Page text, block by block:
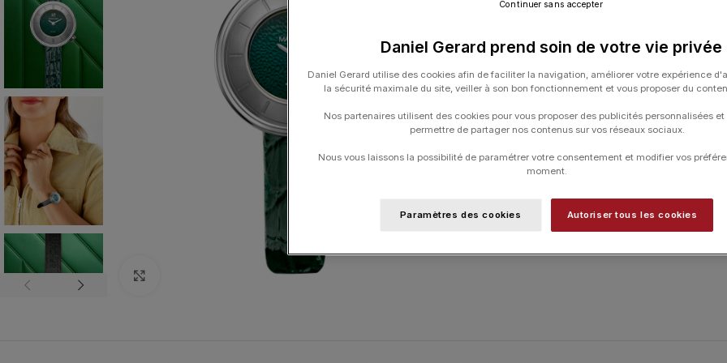
Catégories : HORLOGERIE, Lady Volante
Daniel Gerard prend soin de votre vie privée
Daniel Gerard utilise des cookies afin de faciliter la navigation, améliorer votre expérience
la sécurité maximale du site, veiller à son bon fonctionnement et vous proposer du
Nos partenaires utilisent des cookies pour vous proposer des publicités personnalisées et
permettre de partager nos contenus sur vos réseaux sociaux.
Nous vous laissons la possibilité de paramétrer votre consentement et modifier vos
moment.
Paramètres des cookies Autoriser tous les cookies
Continuer sans accepter